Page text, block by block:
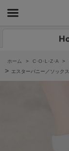
ホーム > C･O･L･Z･A >
> エスターバニー／ソックス